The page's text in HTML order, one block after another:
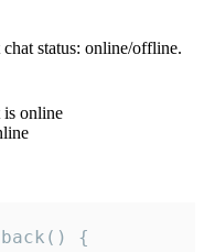
status: online/offline.
is online
{